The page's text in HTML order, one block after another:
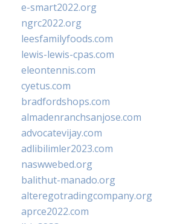
e-smart2022.org
ngrc2022.org
leesfamilyfoods.com
lewis-lewis-cpas.com
eleontennis.com
cyetus.com
bradfordshops.com
almadenranchsanjose.com
advocatevijay.com
adlibilimler2023.com
naswwebed.org
balithut-manado.org
alteregotradingcompany.org
aprce2022.com